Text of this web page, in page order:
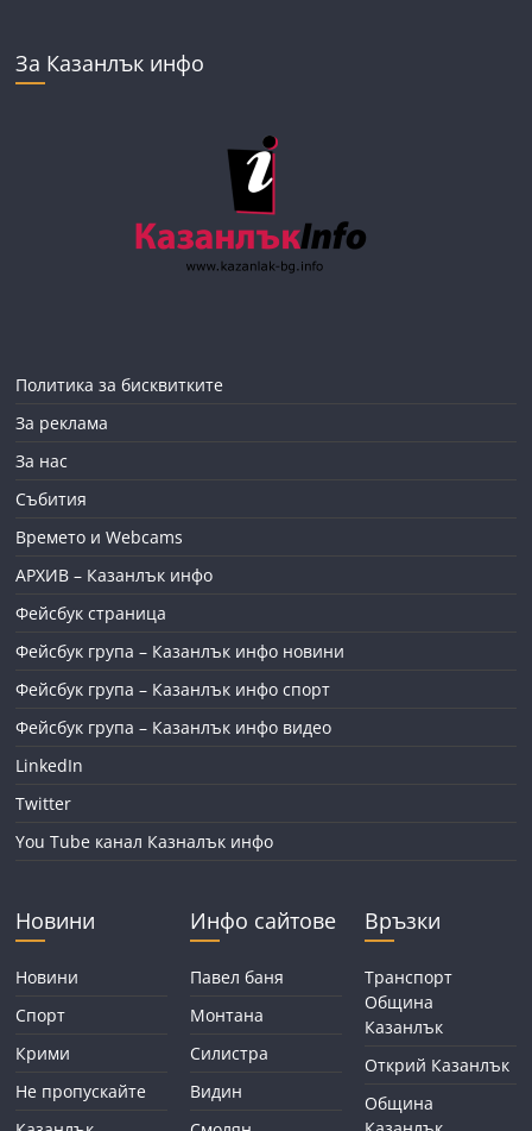
За Казанлък инфо
Политика за бисквитките
За реклама
За нас
Събития
Времето и Webcams
АРХИВ – Казанлък инфо
Фейсбук страница
Фейсбук група – Казанлък инфо новини
Фейсбук група – Казанлък инфо спорт
Фейсбук група – Казанлък инфо видео
LinkedIn
Twitter
You Tube канал Казналък инфо
Новини
Новини
Спорт
Крими
Не пропускайте
Инфо сайтове
Павел баня
Монтана
Силистра
Видин
Връзки
Транспорт
Община
Казанлък
Открий Казанлък
Община